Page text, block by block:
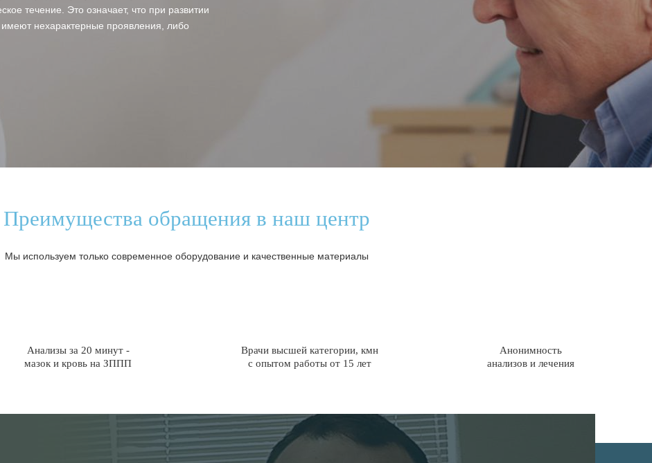
течение. Это означает, что при развитии
нехарактерные проявления, либо
Преимущества обращения в наш центр
Мы используем только современное оборудование и качественные материалы
Анализы за 20 минут -
мазок и кровь на ЗППП
Врачи высшей категории, кмн
с опытом работы от 15 лет
Анонимность
анализов и лечения